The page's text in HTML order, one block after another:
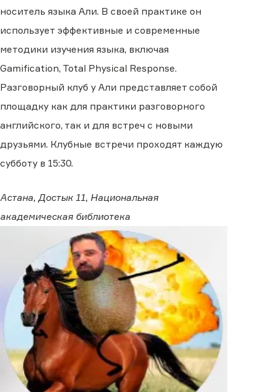
носитель языка Али. В своей практике он
использует эффективные и современные
методики изучения языка, включая
Gamification, Total Physical Response.
Разговорный клуб у Али представляет собой
площадку как для практики разговорного
английского, так и для встреч с новыми
друзьями. Клубные встречи проходят каждую
субботу в 15:30.
Астана, Достык 11, Национальная
академическая библиотека